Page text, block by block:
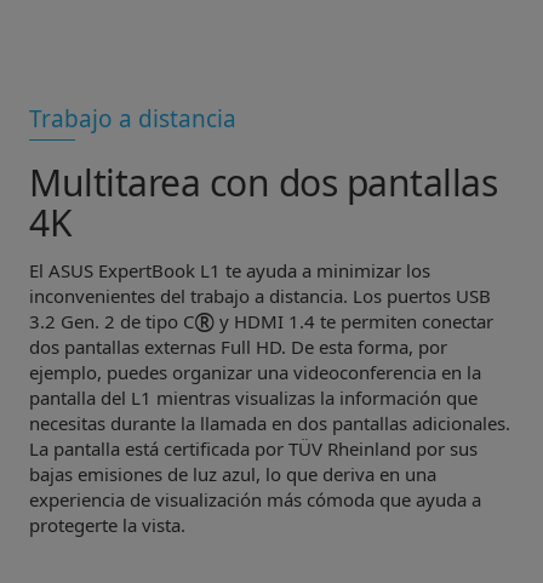
Trabajo a distancia
Multitarea con dos pantallas
4K
El ASUS ExpertBook L1 te ayuda a minimizar los
inconvenientes del trabajo a distancia. Los puertos USB
3.2 Gen. 2 de tipo C® y HDMI 1.4 te permiten conectar
dos pantallas externas Full HD. De esta forma, por
ejemplo, puedes organizar una videoconferencia en la
pantalla del L1 mientras visualizas la información que
necesitas durante la llamada en dos pantallas adicionales.
La pantalla está certificada por TÜV Rheinland por sus
bajas emisiones de luz azul, lo que deriva en una
experiencia de visualización más cómoda que ayuda a
protegerte la vista.